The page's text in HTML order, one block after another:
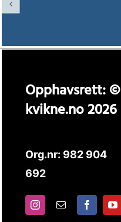
Opphavsrett: ©
kvikne.no 2026
Org.nr: 982 904
692